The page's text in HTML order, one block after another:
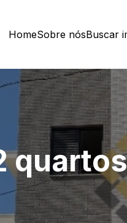
HomeSobre nósBuscar